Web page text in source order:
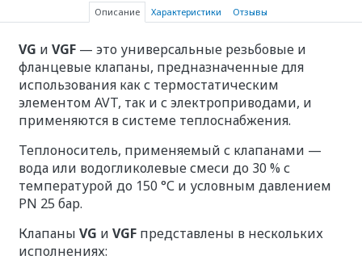
Описание Характеристики Отзывы
VG и VGF— это универсальные резьбовые и
фланцевые клапаны, предназначенные для
использования как с термостатическим
элементом AVT, так и с электроприводами, и
применяются в системе теплоснабжения.
Теплоноситель, применяемый с клапанами —
вода или водогликолевые смеси до 30 % с
температурой до 150 °С и условным давлением
PN 25 бар.
Клапаны VG и VGFпредставлены в нескольких
исполнениях: